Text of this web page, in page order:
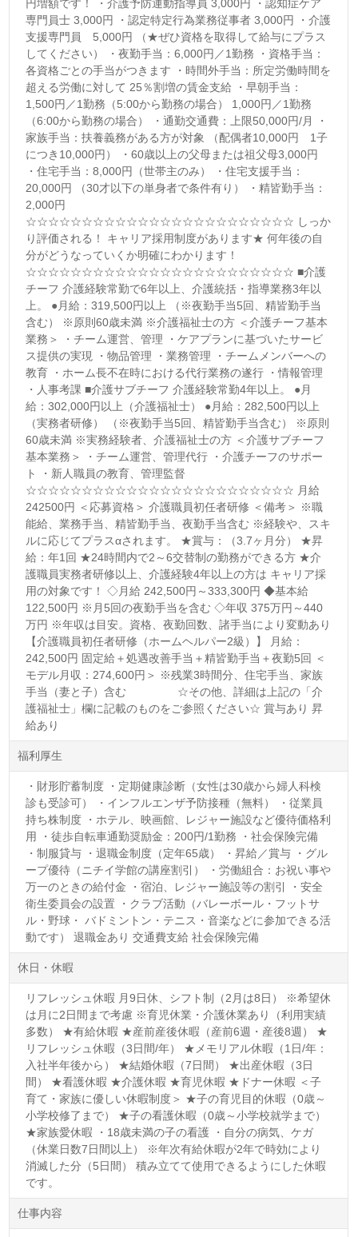
円増額です！ ・介護予防運動指導員 3,000円 ・認知症ケア
専門員士 3,000円 ・認定特定行為業務従事者 3,000円 ・介護
支援専門員 5,000円 （★ぜひ資格を取得して給与にプラス
してください） ・夜勤手当：6,000円／1勤務 ・資格手当：
各資格ごとの手当がつきます ・時間外手当：所定労働時間を
超える労働に対して 25％割増の賃金支給 ・早朝手当：
1,500円／1勤務（5:00から勤務の場合） 1,000円／1勤務
（6:00から勤務の場合） ・通勤交通費：上限50,000円/月 ・
家族手当：扶養義務がある方が対象 （配偶者10,000円 1子
につき10,000円） ・60歳以上の父母または祖父母3,000円
・住宅手当：8,000円（世帯主のみ） ・住宅支援手当：
20,000円 （30才以下の単身者で条件有り） ・精皆勤手当：
2,000円
☆☆☆☆☆☆☆☆☆☆☆☆☆☆☆☆☆☆☆☆☆☆☆☆ しっか
り評価される！ キャリア採用制度があります★ 何年後の自
分がどうなっていくか明確にわかります！
☆☆☆☆☆☆☆☆☆☆☆☆☆☆☆☆☆☆☆☆☆☆☆☆ ■介護
チーフ 介護経験常勤で6年以上、介護統括・指導業務3年以
上。 ●月給：319,500円以上 （※夜勤手当5回、精皆勤手当
含む） ※原則60歳未満 ※介護福祉士の方 ＜介護チーフ基本
業務＞ ・チーム運営、管理 ・ケアプランに基づいたサービ
ス提供の実現 ・物品管理 ・業務管理 ・チームメンバーへの
教育 ・ホーム長不在時における代行業務の遂行 ・情報管理
・人事考課 ■介護サブチーフ 介護経験常勤4年以上。 ●月
給：302,000円以上（介護福祉士） ●月給：282,500円以上
（実務者研修） （※夜勤手当5回、精皆勤手当含む） ※原則
60歳未満 ※実務経験者、介護福祉士の方 ＜介護サブチーフ
基本業務＞ ・チーム運営、管理代行 ・介護チーフのサポー
ト ・新人職員の教育、管理監督
☆☆☆☆☆☆☆☆☆☆☆☆☆☆☆☆☆☆☆☆☆☆☆☆ 月給
242500円 ＜応募資格＞ 介護職員初任者研修 ＜備考＞ ※職
能給、業務手当、精皆勤手当、夜勤手当含む ※経験や、スキ
ルに応じてプラスαされます。 ★賞与：（3.7ヶ月分） ★昇
給：年1回 ★24時間内で2～6交替制の勤務ができる方 ★介
護職員実務者研修以上、介護経験4年以上の方は キャリア採
用の対象です！ ◇月給 242,500円～333,300円 ◆基本給
122,500円 ※月5回の夜勤手当を含む ◇年収 375万円～440
万円 ※年収は目安。資格、夜勤回数、諸手当により変動あり
【介護職員初任者研修（ホームヘルパー2級）】 月給：
242,500円 固定給＋処遇改善手当＋精皆勤手当＋夜勤5回 ＜
モデル月収：274,600円＞ ※残業3時間分、住宅手当、家族
手当（妻と子）含む ☆その他、詳細は上記の「介
護福祉士」欄に記載のものをご参照ください☆ 賞与あり 昇
給あり
福利厚生
・財形貯蓄制度 ・定期健康診断（女性は30歳から婦人科検
診も受診可） ・インフルエンザ予防接種（無料） ・従業員
持ち株制度 ・ホテル、映画館、レジャー施設など優待価格利
用 ・徒歩自転車通勤奨励金：200円/1勤務 ・社会保険完備
・制服貸与 ・退職金制度（定年65歳） ・昇給／賞与 ・グル
ープ優待（ニチイ学館の講座割引） ・労働組合：お祝い事や
万一のときの給付金 ・宿泊、レジャー施設等の割引 ・安全
衛生委員会の設置 ・クラブ活動（バレーボール・フットサ
ル・野球・ バドミントン・テニス・音楽などに参加できる活
動です） 退職金あり 交通費支給 社会保険完備
休日・休暇
リフレッシュ休暇 月9日休、シフト制（2月は8日） ※希望休
は月に2日間まで考慮 ※育児休業・介護休業あり（利用実績
多数） ★有給休暇 ★産前産後休暇（産前6週・産後8週） ★
リフレッシュ休暇（3日間/年） ★メモリアル休暇（1日/年：
入社半年後から） ★結婚休暇（7日間） ★出産休暇（3日
間） ★看護休暇 ★介護休暇 ★育児休暇 ★ドナー休暇 ＜子
育て・家族に優しい休暇制度＞ ★子の育児目的休暇（0歳～
小学校修了まで） ★子の看護休暇（0歳～小学校就学まで）
★家族愛休暇 ・18歳未満の子の看護 ・自分の病気、ケガ
（休業日数7日間以上） ※年次有給休暇が2年で時効により
消滅した分（5日間） 積み立てて使用できるようにした休暇
です。
仕事内容